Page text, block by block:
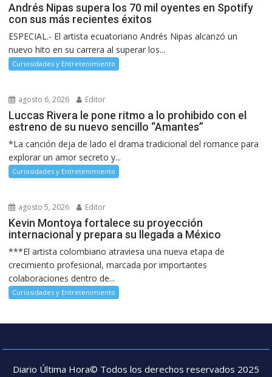
Andrés Nipas supera los 70 mil oyentes en Spotify
con sus más recientes éxitos
ESPECIAL.- El artista ecuatoriano Andrés Nipas alcanzó un
nuevo hito en su carrera al superar los...
Curiosidades y Entretenimiento
agosto 6, 2026 Editor
Luccas Rivera le pone ritmo a lo prohibido con el
estreno de su nuevo sencillo “Amantes”
*La canción deja de lado el drama tradicional del romance para
explorar un amor secreto y...
Curiosidades y Entretenimiento
agosto 5, 2026 Editor
Kevin Montoya fortalece su proyección
internacional y prepara su llegada a México
***El artista colombiano atraviesa una nueva etapa de
crecimiento profesional, marcada por importantes
colaboraciones dentro de...
Curiosidades y Entretenimiento
Diario Última Hora© Todos los derechos reservados 2025